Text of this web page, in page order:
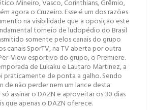
Mineiro, Vasco, Corinthians, Grêmio,
agora o Cruzeiro. Esse é um dos razões
na visibilidade que a oposição este
torneio de ludopédio do Brasil
somente pelos canais do grupo
canais SporTV, na TV aberta por outra
View esportivo do grupo, o Premiere.
de Lukaku e Lautaro Martinez, a
praticamente de ponta a galho. Sendo
de não perder nem um lance desta
assinar o DAZN e aproveitar os 30 dias
que apenas o DAZN oferece.